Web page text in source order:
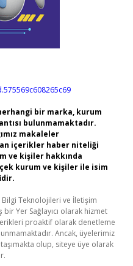
bir marka, kurum
bulunmamaktadır.
makaleler
içerikler haber niteliği
ve kişiler hakkında
kurum ve kişiler ile isim
Bilgi Teknolojileri ve İletişim
bir Yer Sağlayıcı olarak hizmet
proaktif olarak denetleme
Ancak, üyelerimiz
olup, siteye üye olarak